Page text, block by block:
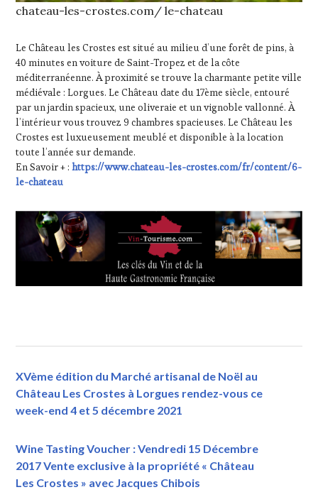
chateau-les-crostes.com/ le-chateau
Le Château les Crostes est situé au milieu d’une forêt de pins, à
40 minutes en voiture de Saint-Tropez et de la côte
méditerranéenne. À proximité se trouve la charmante petite ville
médiévale : Lorgues. Le Château date du 17ème siècle, entouré
par un jardin spacieux, une oliveraie et un vignoble vallonné. À
l’intérieur vous trouvez 9 chambres spacieuses. Le Château les
Crostes est luxueusement meublé et disponible à la location
toute l’année sur demande.
En Savoir + :https://www.chateau-les-crostes.com/fr/content/6-
le-chateau
XVème édition du Marché artisanal de Noël au
Château Les Crostes à Lorgues rendez-vous ce
week-end 4 et 5 décembre 2021
Wine Tasting Voucher : Vendredi 15 Décembre
2017 Vente exclusive à la propriété « Château
Les Crostes » avec Jacques Chibois